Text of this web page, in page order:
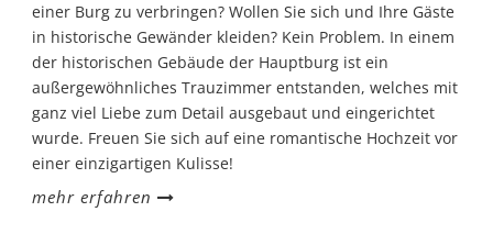
einer Burg zu verbringen? Wollen Sie sich und Ihre Gäste
in historische Gewänder kleiden? Kein Problem. In einem
der historischen Gebäude der Hauptburg ist ein
außergewöhnliches Trauzimmer entstanden, welches mit
ganz viel Liebe zum Detail ausgebaut und eingerichtet
wurde. Freuen Sie sich auf eine romantische Hochzeit vor
einer einzigartigen Kulisse!
mehr erfahren